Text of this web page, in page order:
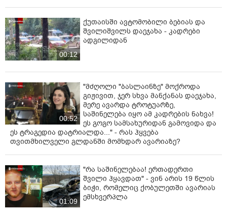
00:12
ქუთაისში ავტომობილი ბებიას და
შვილიშვილს დაეჯახა - კადრები
ადგილიდან
00:52
"მძღოლი "ბასლაინზე" მოქროდა
გიჟივით, ჯერ სხვა მანქანას დაეჯახა,
მერე ავარდა ტროტუარზე,
საშინელება იყო ამ კადრების ნახვა!
ეს გოგო სამსახურიდან გამოვიდა და
ეს ტრაგედია დატრიალდა..." - რას ჰყვება
თვითმხილველი გლდანში მომხდარ ავარიაზე?
01:09
"რა საშინელებაა! ერთადერთი
შვილი ჰყავდათ" - ვინ არის 19 წლის
ბიჭი, რომელიც ქობულეთში ავარიას
ემსხვერპლა